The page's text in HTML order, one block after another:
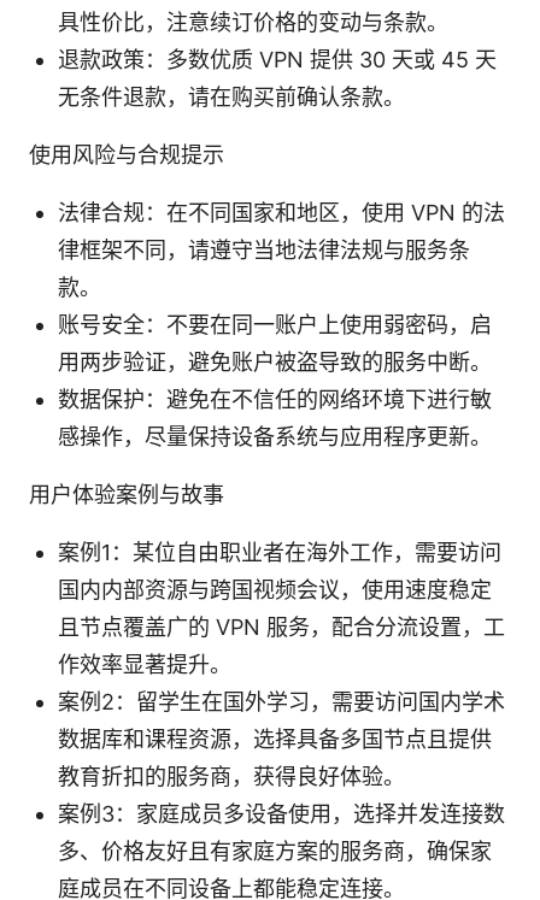
具性价比，注意续订价格的变动与条款。
退款政策：多数优质 VPN 提供 30 天或 45 天
无条件退款，请在购买前确认条款。
使用风险与合规提示
法律合规：在不同国家和地区，使用 VPN 的法
律框架不同，请遵守当地法律法规与服务条
款。
账号安全：不要在同一账户上使用弱密码，启
用两步验证，避免账户被盗导致的服务中断。
数据保护：避免在不信任的网络环境下进行敏
感操作，尽量保持设备系统与应用程序更新。
用户体验案例与故事
案例1：某位自由职业者在海外工作，需要访问
国内内部资源与跨国视频会议，使用速度稳定
且节点覆盖广的 VPN 服务，配合分流设置，工
作效率显著提升。
案例2：留学生在国外学习，需要访问国内学术
数据库和课程资源，选择具备多国节点且提供
教育折扣的服务商，获得良好体验。
案例3：家庭成员多设备使用，选择并发连接数
多、价格友好且有家庭方案的服务商，确保家
庭成员在不同设备上都能稳定连接。